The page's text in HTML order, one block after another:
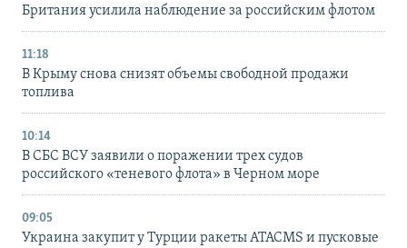
Британия усилила наблюдение за российским флотом
11:18
В Крыму снова снизят объемы свободной продажи
топлива
10:14
В СБС ВСУ заявили о поражении трех судов
российского «теневого флота» в Черном море
09:05
Украина закупит у Турции ракеты ATACMS и пусковые